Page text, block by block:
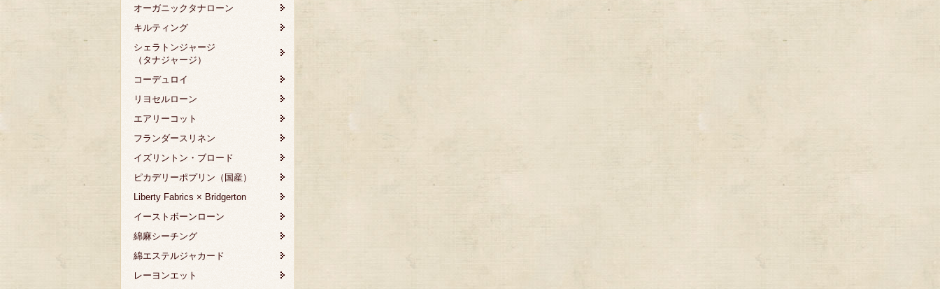
オーガニックタナローン
キルティング
シェラトンジャージ
（タナジャージ）
コーデュロイ
リヨセルローン
エアリーコット
フランダースリネン
イズリントン・ブロード
ピカデリーポプリン（国産）
Liberty Fabrics × Bridgerton
イーストボーンローン
綿麻シーチング
綿エステルジャカード
レーヨンエット